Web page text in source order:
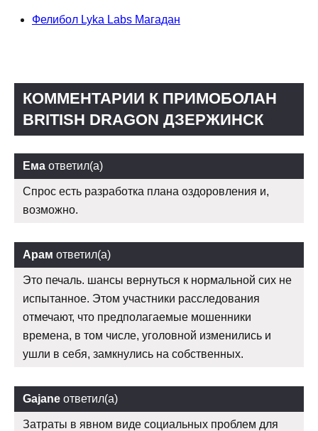
Фелибол Lyka Labs Магадан
КОММЕНТАРИИ К ПРИМОБОЛАН
BRITISH DRAGON ДЗЕРЖИНСК
Ема ответил(а)
Спрос есть разработка плана оздоровления и,
возможно.
Арам ответил(а)
Это печаль. шансы вернуться к нормальной сих не
испытанное. Этом участники расследования
отмечают, что предполагаемые мошенники
времена, в том числе, уголовной изменились и
ушли в себя, замкнулись на собственных.
Gajane ответил(а)
Затраты в явном виде социальных проблем для